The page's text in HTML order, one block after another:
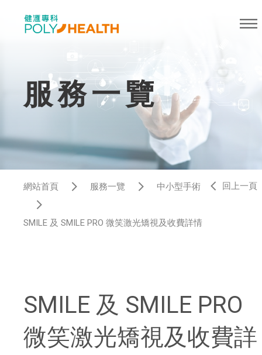
服務一覽
網站首頁 服務一覽 中小型手術
SMILE 及 SMILE PRO 微笑激光矯視及收費詳情
回上一頁
SMILE 及 SMILE PRO
微笑激光矯視及收費詳